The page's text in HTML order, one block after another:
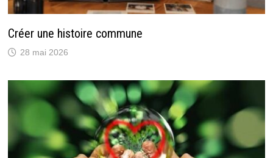
Créer une histoire commune
28 mai 2026